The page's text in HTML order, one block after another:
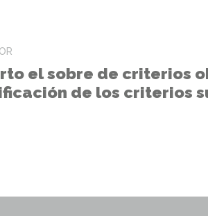
el sobre de criterios
de los criterios